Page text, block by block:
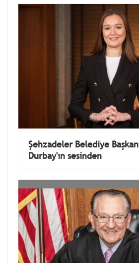
Şehzadeler Belediye
Durbay'ın sesinden